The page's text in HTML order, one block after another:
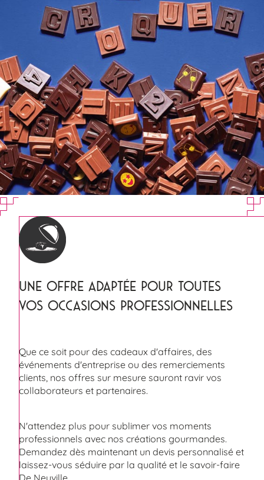
UNE OFFRE ADAPTÉE POUR TOUTES
VOS OCCASIONS PROFESSIONNELLES
Que ce soit pour des cadeaux d'affaires, des
événements d'entreprise ou des remerciements
clients, nos offres sur mesure sauront ravir vos
collaborateurs et partenaires.
N'attendez plus pour sublimer vos moments
professionnels avec nos créations gourmandes.
Demandez dès maintenant un devis personnalisé et
laissez-vous séduire par la qualité et le savoir-faire
De Neuville.